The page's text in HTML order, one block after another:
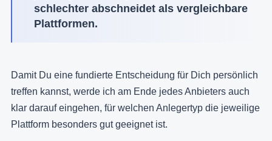
schlechter abschneidet als vergleichbare
Plattformen.
Damit Du eine fundierte Entscheidung für Dich persönlich
treffen kannst, werde ich am Ende jedes Anbieters auch
klar darauf eingehen, für welchen Anlegertyp die jeweilige
Plattform besonders gut geeignet ist.